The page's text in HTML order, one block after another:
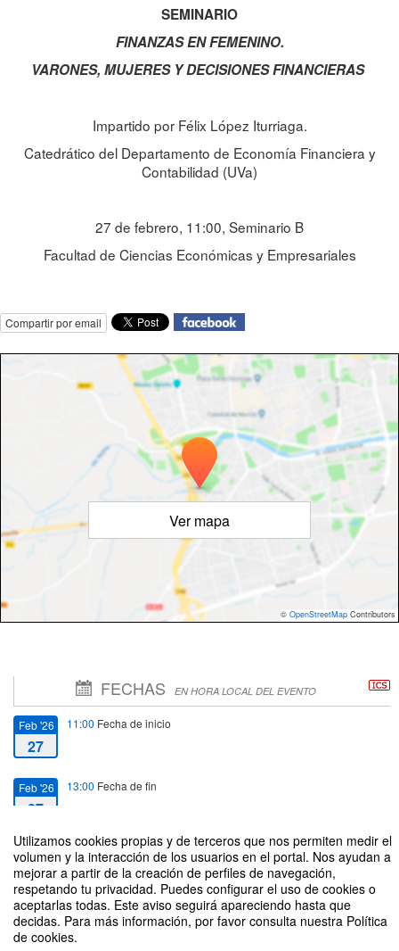
Utilizamos cookies propias y de terceros que nos permiten medir el
volumen y la interacción de los usuarios en el portal. Nos ayudan a
mejorar a partir de la creación de perfiles de navegación,
respetando tu privacidad. Puedes configurar el uso de cookies o
aceptarlas todas. Este aviso seguirá apareciendo hasta que
decidas. Para más información, por favor consulta nuestra Política
de cookies.
SEMINARIO
FINANZAS EN FEMENINO.
VARONES, MUJERES Y DECISIONES FINANCIERAS
Impartido por Félix López Iturriaga.
Catedrático del Departamento de Economía Financiera y
Contabilidad (UVa)
27 de febrero, 11:00, Seminario B
Facultad de Ciencias Económicas y Empresariales
Compartir por email
Ver mapa
© OpenStreetMap Contributors
FECHAS EN HORA LOCAL DEL EVENTO
Feb '26
27
11:00 Fecha de inicio
Feb '26
27
13:00 Fecha de fin
Seminario "Finanzas en femenino. Varones, mujeres y decisiones
financieras"